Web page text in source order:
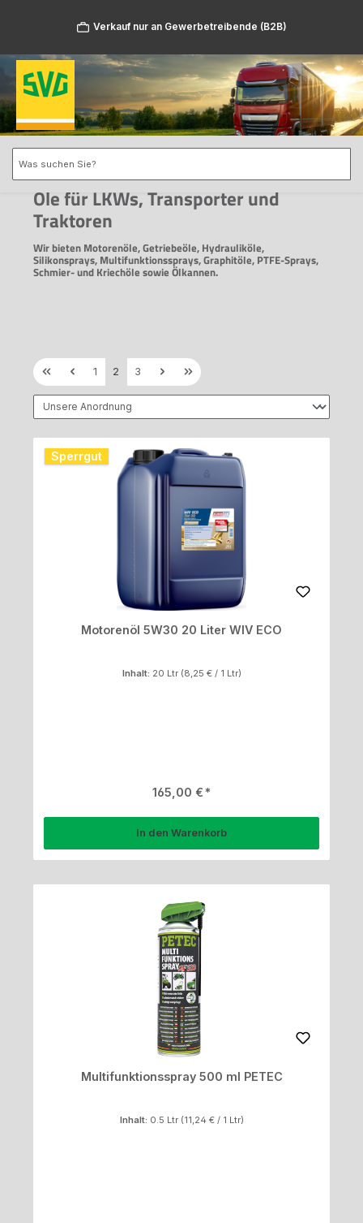
Verkauf nur an Gewerbetreibende (B2B)
Öle für LKWs, Transporter und
Traktoren
Wir bieten Motorenöle, Getriebeöle, Hydrauliköle,
Silikonsprays, Multifunktionssprays, Graphitöle, PTFE-Sprays,
Schmier- und Kriechöle sowie Ölkannen.
Seite
1 Seite
2 Seite
3
Sperrgut
Motorenöl 5W30 20 Liter WIV ECO
Inhalt: 20 Ltr (8,25 € / 1 Ltr)
Regulärer Preis:
165,00 €
In den Warenkorb
Multifunktionsspray 500 ml PETEC
Inhalt: 0.5 Ltr (11,24 € / 1 Ltr)